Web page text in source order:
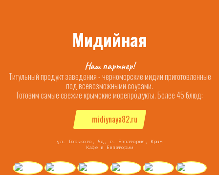
Мидийная
Наш партнер!
Титульный продукт заведения - черноморские мидии приготовленные
под всевозможными соусами.
Готовим самые свежие крымские морепродукты. Более 45 блюд:
midiynaya82.ru
ул. Горького, 5д, г. Евпатория, Крым
Кафе в Евпатории